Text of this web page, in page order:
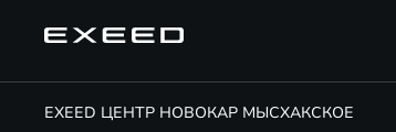
EXEED ЦЕНТР НОВОКАР МЫСХАКСКОЕ